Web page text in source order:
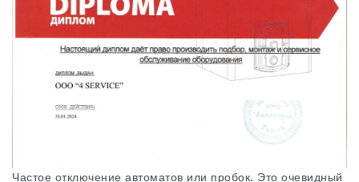
Частое отключение автоматов или пробок. Это очевидный